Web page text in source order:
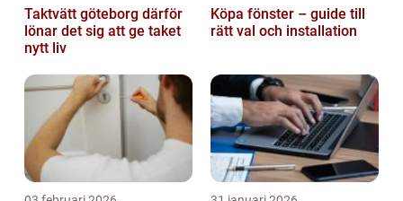
Taktvätt göteborg därför
lönar det sig att ge taket
nytt liv
Köpa fönster – guide till
rätt val och installation